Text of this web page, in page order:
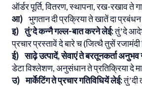
ऑर्डर पूर्ति, वितरण, स्थापना, रख-रखाव ते
आ) भुगतान दी प्रक्रिया ते खातें दा
इ) तुंʼदे कन्नै गल्ल-बात करने लेई:तुंʼदे
प्रचार प्रस्तावें दे बारे च (जित्थै तुसें रजामंदी
ई) साढ़े उत्पादें, सेवाएं ते बरतूनकर्ता अनुभव
डेटा विश्लेशण, अनुसंधान ते प्रतिक्रिया दे
उ) मार्केटिंग ते प्रचार गतिविधियें लेई:तुंʼदी